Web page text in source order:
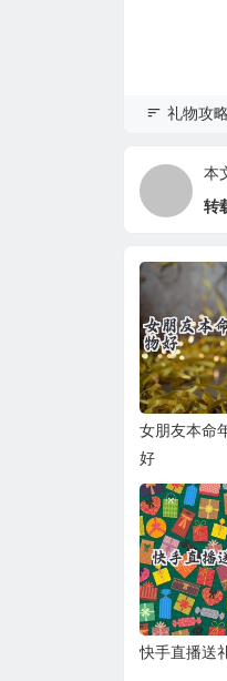
礼物攻
本
转
女朋友本命
好
快手直播送